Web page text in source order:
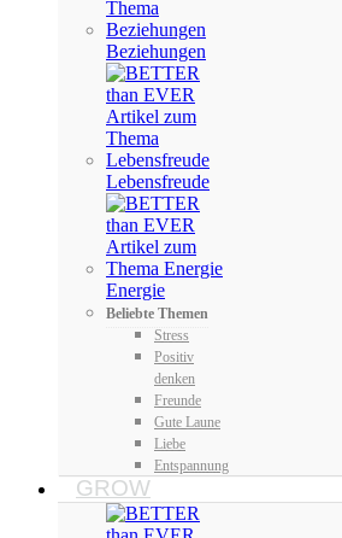
Beziehungen
Lebensfreude
Energie
Beliebte Themen
Stress
Positiv
denken
Freunde
Gute Laune
Liebe
Entspannung
GROW